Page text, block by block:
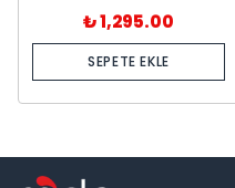
₺ 1,295.00
SEPETE EKLE